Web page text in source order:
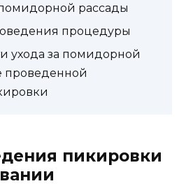
рассады
процедуры
ухода за помидорной
проведенной
пикировки